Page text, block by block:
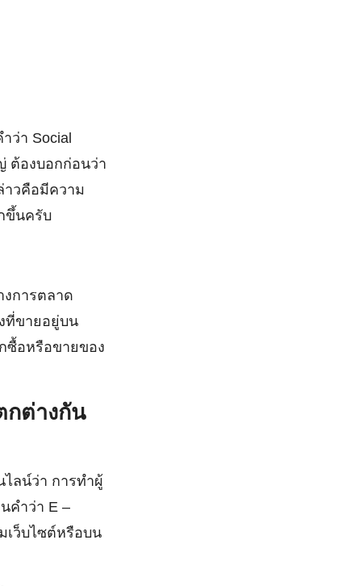
ว่า Social
ต้องบอกก่อนว่า
าวคือมีความ
ขึ้นครับ
งการตลาด
ที่ขายอยู่บน
ซื้อหรือขายของ
กต่างกัน
ลน์ว่า การทำผู้
คำว่า E –
เว็บไซต์หรือบน